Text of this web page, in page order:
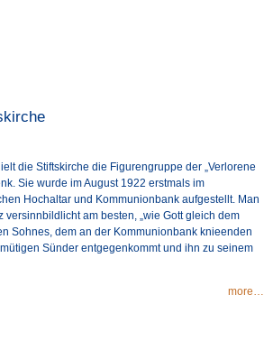
die Stiftskirche die Figurengruppe der „Verlorene
Sie wurde im August 1922 erstmals im
Hochaltar und Kommunionbank aufgestellt. Man
versinnbildlicht am besten, „wie Gott gleich dem
Sohnes, dem an der Kommunionbank knieenden
Sünder entgegenkommt und ihn zu seinem
more…